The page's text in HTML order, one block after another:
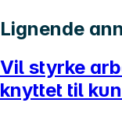
Lignende
Vil styrke
knyttet til